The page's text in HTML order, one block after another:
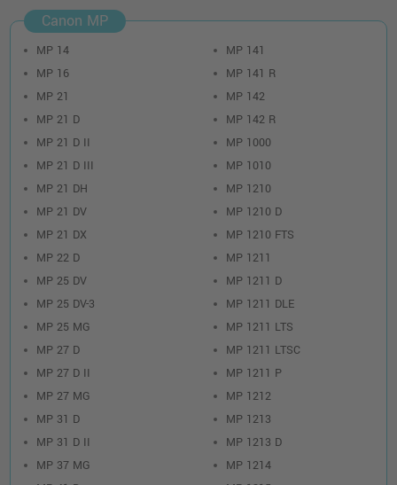
Canon MP
MP 14
MP 16
MP 21
MP 21 D
MP 21 D II
MP 21 D III
MP 21 DH
MP 21 DV
MP 21 DX
MP 22 D
MP 25 DV
MP 25 DV-3
MP 25 MG
MP 27 D
MP 27 D II
MP 27 MG
MP 31 D
MP 31 D II
MP 37 MG
MP 141
MP 141 R
MP 142
MP 142 R
MP 1000
MP 1010
MP 1210
MP 1210 D
MP 1210 FTS
MP 1211
MP 1211 D
MP 1211 DLE
MP 1211 LTS
MP 1211 LTSC
MP 1211 P
MP 1212
MP 1213
MP 1213 D
MP 1214